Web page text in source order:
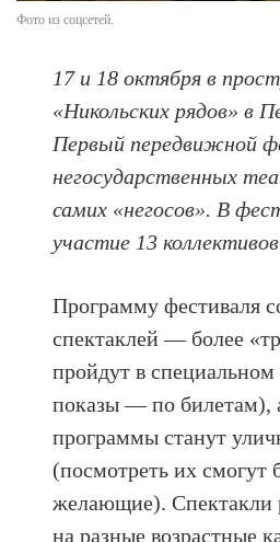
Фото из соцсетей.
17 и 18 октября в
«Никольских рядов» в
Первый передвижной
негосударственных
самих «негосов». В
участие 13
Программу фестиваля
спектаклей — более
пройдут в специальном
показы — по билетам),
программы станут
(посмотреть их смогут
желающие). Спектакли
на разные возрастные